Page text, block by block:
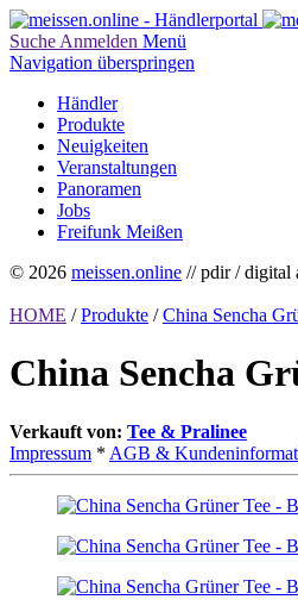
Suche Anmelden Menü
Navigation überspringen
Händler
Produkte
Neuigkeiten
Veranstaltungen
Panoramen
Jobs
Freifunk Meißen
© 2026 meissen.online // pdir / digital
HOME / Produkte / China Sencha
China Sencha
Verkauft von: Tee & Pralinee
Impressum * AGB &